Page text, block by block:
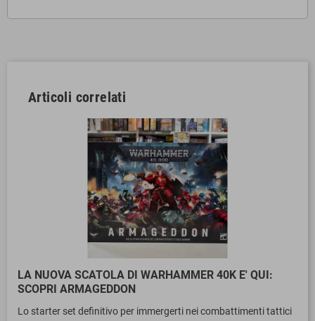
Articoli correlati
LA NUOVA SCATOLA DI WARHAMMER 40K E' QUI:
SCOPRI ARMAGEDDON
Lo starter set definitivo per immergerti nei combattimenti tattici